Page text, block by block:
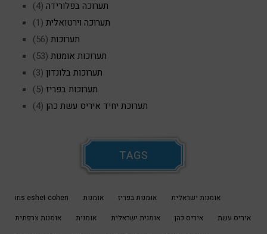
תערוכה בפלורידה (4)
תערוכה וירטואלית (1)
תערוכות (56)
תערוכות אומנות (53)
תערוכות בלונדון (3)
תערוכות בפריז (5)
תערוכת יחיד איריס עשת כהן (4)
TAGS
iris eshet cohen אומנות אומנות בפריז
אומנות ישראלית
אומנות צרפתית
אומנית אומנית ישראלית איריס כהן
איריס עשת